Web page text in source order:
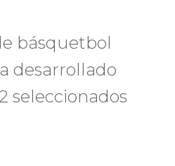
básquetbol
desarrollado
seleccionados